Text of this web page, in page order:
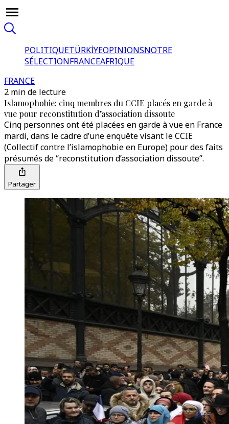
POLITIQUETÜRKİYEOPINIONSNOTRE
SÉLECTIONFRANCEAFRIQUE
FRANCE
2 min de lecture
Islamophobie: cinq membres du CCIE placés en garde à
vue pour reconstitution d’association dissoute
Cinq personnes ont été placées en garde à vue en France
mardi, dans le cadre d’une enquête visant le CCIE
(Collectif contre l’islamophobie en Europe) pour des faits
présumés de “reconstitution d’association dissoute”.
Partager